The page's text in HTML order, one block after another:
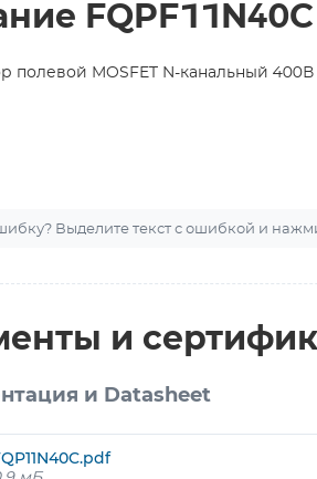
FQPF11N40C
полевой MOSFET N-канальный 400В
Выделите текст с ошибкой и
и
и Datasheet